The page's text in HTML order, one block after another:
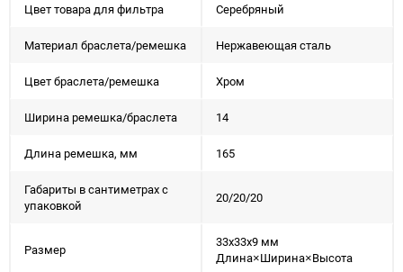
Цвет товара для фильтра Серебряный
Материал браслета/ремешка Нержавеющая сталь
Цвет браслета/ремешка Хром
Ширина ремешка/браслета 14
Длина ремешка, мм 165
Габариты в сантиметрах с
упаковкой
20/20/20
Размер
33x33x9 мм
Длина×Ширина×Высота